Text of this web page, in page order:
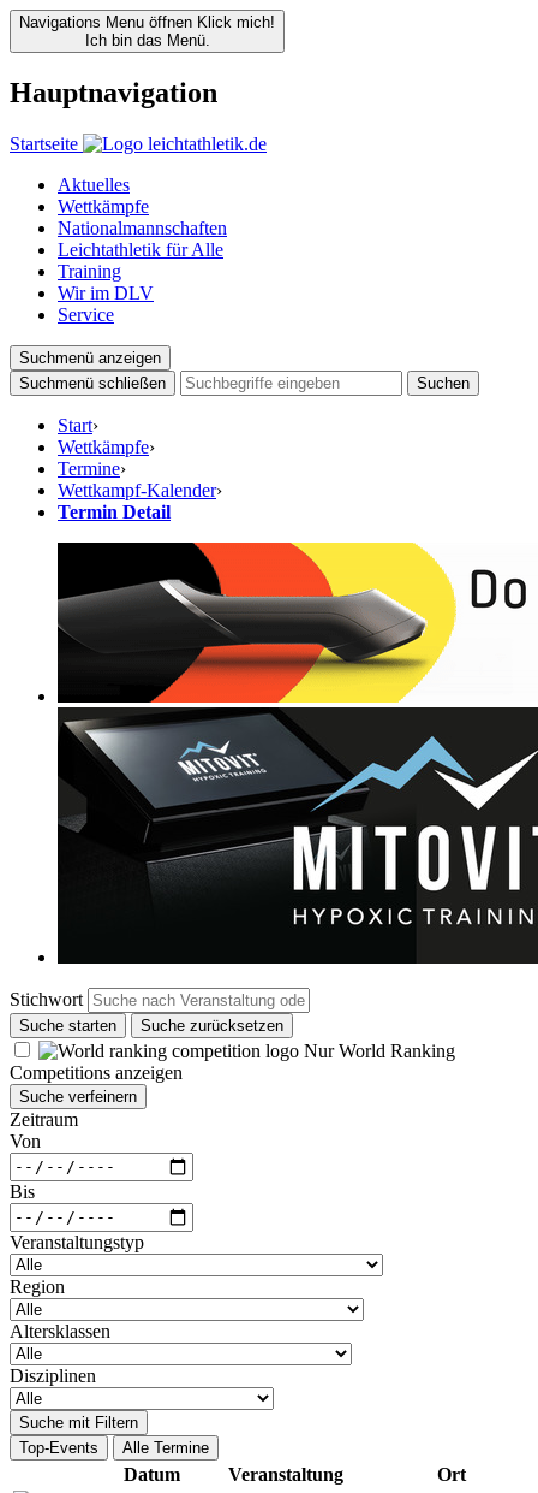
Navigations Menu öffnen Klick mich!
Ich bin das Menü.
Hauptnavigation
Startseite
Aktuelles
Wettkämpfe
Nationalmannschaften
Leichtathletik für Alle
Training
Wir im DLV
Service
Suchmenü anzeigen
Suchmenü schließen
Suchen
Start›
Wettkämpfe›
Termine›
Wettkampf-Kalender›
Termin Detail
Stichwort
Suche starten Suche zurücksetzen
Nur World Ranking
Competitions anzeigen
Suche verfeinern
Zeitraum
Von
Bis
Veranstaltungstyp
Region
Altersklassen
Disziplinen
Suche mit Filtern
Top-Events
Alle Termine
Datum Veranstaltung Ort